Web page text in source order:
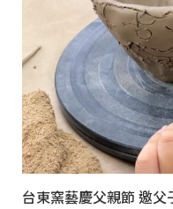
台東窯藝慶父親節 邀